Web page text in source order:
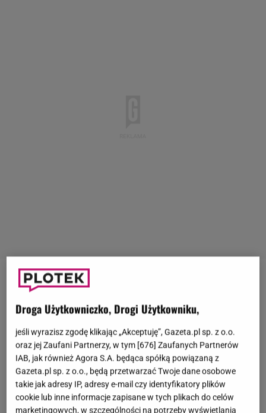
33. finałWielkiej Orkiestry Świątecznej Pomocy
zbliża się wielkimi krokami. Założycielem fundacji
Jerzy Owsiak
. Z jego inicjatywy pierwszy finał
odbył się 3 stycznia 1993 roku. W tym roku WOŚP
gra pod hasłem "Bezpieczeństwo i zdrowiedzieci
Zebrane środki zostaną przeznaczone na zakup
nowoczesnego sprzętu medycznego na oddziały
onkologiczne i hematologiczne szpitali, hospicjów i
Droga Użytkowniczko, Drogi Użytkowniku,
jeśli wyrazisz zgodę klikając „Akceptuję”, Gazeta.pl sp. z o.o.
oraz jej Zaufani Partnerzy, w tym [676] Zaufanych Partnerów
IAB, jak również Agora S.A. będąca spółką powiązaną z
Gazeta.pl sp. z o.o., będą przetwarzać Twoje dane osobowe
takie jak adresy IP, adresy e-mail czy identyfikatory plików
cookie lub inne informacje zapisane w tych plikach do celów
marketingowych, w szczególności na potrzeby wyświetlania